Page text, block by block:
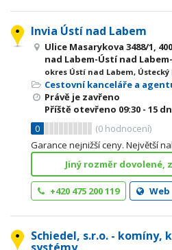
Invia Ústí nad Labem
Ulice Masarykova 3488/1,
nad Labem-Ústí nad
okres Ústí nad Labem, Ústecký
Cestovní kanceláře a
Právě je zavřeno
Příště otevřeno 09:30 - 15
0
(0 hodnocení)
Garance nejnižší ceny. Největší
Jiný rozměr dovolené,
+420 475 200 119 Web
Schiedel, s.r.o. - komíny,